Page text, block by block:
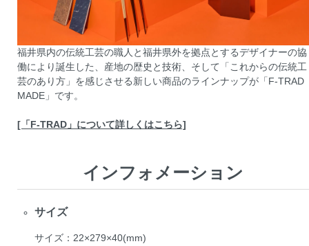
福井県内の伝統工芸の職人と福井県外を拠点とするデザイナーの協
働により誕生した、産地の歴史と技術、そして「これからの伝統工
芸のあり方」を感じさせる新しい商品のラインナップが「F-TRAD
MADE」です。
[「F-TRAD」について詳しくはこちら]
インフォメーション
サイズ
サイズ：22×279×40(mm)